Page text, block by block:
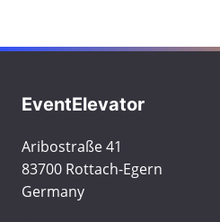
EventElevator
Aribostraße 41
83700 Rottach-Egern
Germany